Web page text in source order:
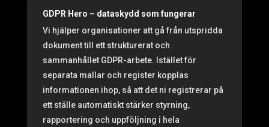
GDPR Hero – dataskydd som fungerar
Vi hjälper organisationer att gå från utspridda
dokument till ett strukturerat och
sammanhållet GDPR-arbete. Istället för
separata mallar och register kopplas
informationen ihop, så att det ni registrerar på
ett ställe automatiskt stärker styrning,
rapportering och uppföljning i hela